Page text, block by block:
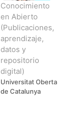
Conocimiento
en Abierto
(Publicaciones,
aprendizaje,
datos y
repositorio
digital)
Universitat Oberta
de Catalunya